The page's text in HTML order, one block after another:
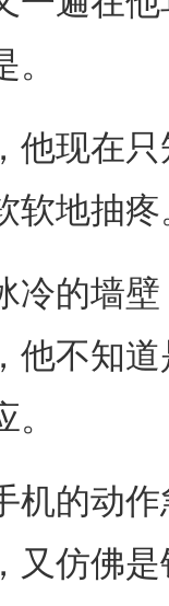
现在只
软地抽疼
的墙壁
他不知
的动作
又仿佛